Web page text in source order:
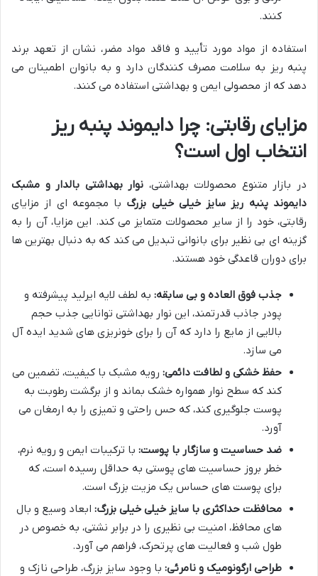
کنند.
استفاده از مواد مورد تأیید و فاقد مواد مضر، نشان از تعهد برند
پنبه ریز به سلامت مصرف کنندگان دارد و به بانوان اطمینان می
دهد که از محصولی ایمن و بهداشتی استفاده می کنند.
مزایای رقابتی: چرا دایموند پنبه ریز
انتخاب اول است؟
در بازار متنوع محصولات بهداشتی، نوار بهداشتی بالدار و مشبک
دایموند پنبه ریز سایز خیلی خیلی بزرگ با مجموعه ای از مزایای
رقابتی، خود را از سایر محصولات متمایز می کند. این مزایا، آن را به
گزینه ای بی نظیر برای بانوانی تبدیل می کند که به دنبال بهترین ها
برای دوران قاعدگی خود هستند.
جذب فوق العاده و بی سابقه: به لطف لایه ایرلید پیشرفته و
پودر جاذب قدرتمند، این نوار بهداشتی توانایی جذب حجم
بالایی از مایع را دارد که آن را برای خونریزی های شدید ایده آل
می سازد.
حفظ خشکی و لطافت دائمی: رویه مشبک با کیفیت، تضمین می
کند که سطح نوار همواره خشک بماند و از برگشت رطوبت به
پوست جلوگیری کند، که حس راحتی و تمیزی را به ارمغان می
آورد.
ضد حساسیت و سازگار با پوست: با ترکیبات ایمن و رویه نرم،
خطر بروز حساسیت های پوستی به حداقل رسیده است، که
برای پوست های حساس یک مزیت بزرگ است.
محافظت حداکثری با سایز خیلی خیلی بزرگ: ابعاد وسیع و بال
های محافظ، امنیت بی نظیری را در برابر نشتی، به خصوص در
طول شب و فعالیت های پرتحرک، فراهم می آورد.
طراحی ارگونومیک و نامرئی: با وجود سایز بزرگ، طراحی نازک و